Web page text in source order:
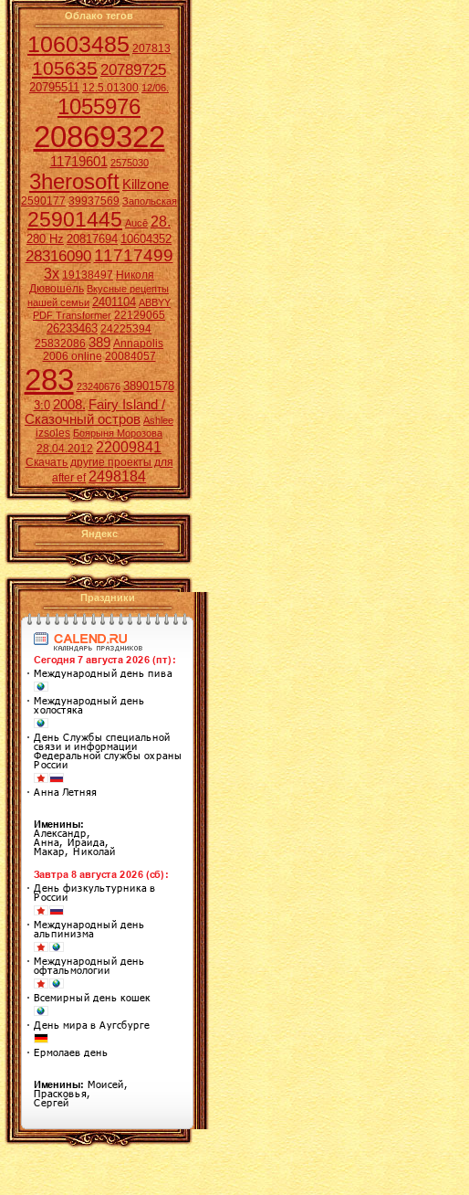
Облако тегов
10603485 207813
10563520789725
20795511 12.5.01300 12/06.
1055976
20869322
11719601 2575030
3herosoft Killzone
2590177 39937569 Запольская
25901445 Aucē 28.
280 Hz 20817694 10604352
2831609011717499
3x 19138497 Николя
Дювошель Вкусные рецепты
нашей семьи 2401104 ABBYY
PDF Transformer 22129065
26233463 24225394
25832086 389 Annapolis
2006 online 20084057
283 23240676 38901578
3:0 2008. Fairy Island /
Сказочный остров Ashlee
izsoles Боярыня Морозова
28.04.2012 22009841
Скачать другие проекты для
after ef 2498184
Яндекс
Праздники